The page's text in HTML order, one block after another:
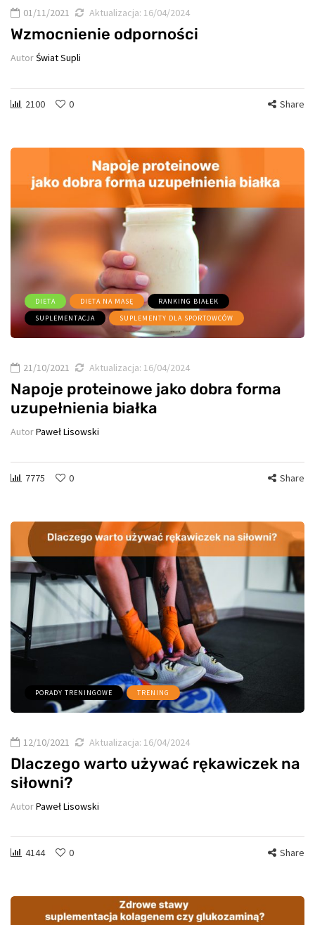
01/11/2021 Aktualizacja: 16/04/2024
Wzmocnienie odporności
AutorŚwiat Supli
2100 0 Share
DIETA DIETA NA MASĘ
RANKING BIAŁEK
SUPLEMENTACJA
SUPLEMENTY DLA SPORTOWCÓW
21/10/2021 Aktualizacja: 16/04/2024
Napoje proteinowe jako dobra forma
uzupełnienia białka
AutorPaweł Lisowski
7775 0 Share
PORADY TRENINGOWE TRENING
12/10/2021 Aktualizacja: 16/04/2024
Dlaczego warto używać rękawiczek na
siłowni?
AutorPaweł Lisowski
4144 0 Share